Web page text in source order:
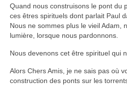
Quand nous construisons le pont du
ces êtres spirituels dont parlait Paul
Nous ne sommes plus le vieil Adam,
lumière, lorsque nous pardonnons.
Nous devenons cet être spirituel qui
Alors Chers Amis, je ne sais pas où
construction des ponts sur les